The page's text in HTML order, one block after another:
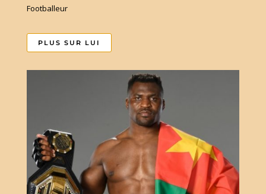
Footballeur
PLUS SUR LUI